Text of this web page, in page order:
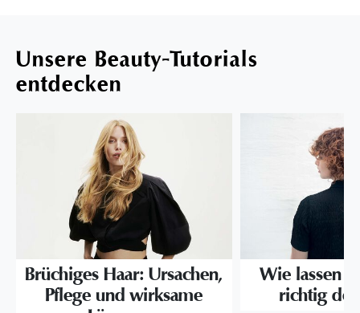
Unsere Beauty-Tutorials
entdecken
Brüchiges Haar: Ursachen,
Pflege und wirksame
Wie lassen
richtig